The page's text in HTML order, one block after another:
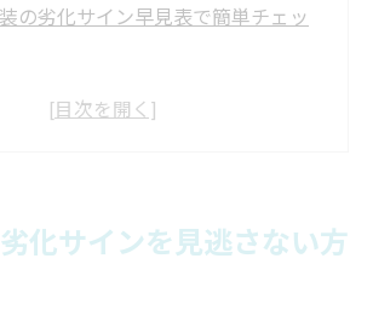
の劣化サイン早見表で簡単チェッ
キング現象を外壁塗装の目安にする
の塗り替えサインを見抜くコツ
化サインを見逃さない方